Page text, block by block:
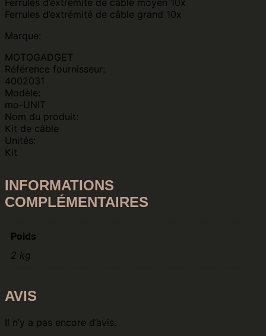
Ferrules d’extrémité de câble grand 10x
Marque:
MOTOGADGET
Référence fournisseur:
4002031
Modèle:
mo-UNIT
Nom du produit:
Kit de câble
Unités:
Kit
INFORMATIONS
COMPLÉMENTAIRES
Poids
2 kg
AVIS
Il n’y a pas encore d’avis.